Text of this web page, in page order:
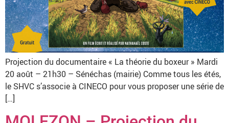
Projection du documentaire « La théorie du boxeur » Mardi
20 août – 21h30 – Sénéchas (mairie) Comme tous les étés,
le SHVC s’associe à CINECO pour vous proposer une série de
[…]